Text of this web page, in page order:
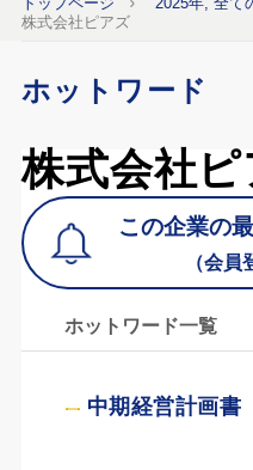
株式会社ピアズ
ホットワード
株式会社
この企業の
（会員
ホットワード一覧
中期経営計画書